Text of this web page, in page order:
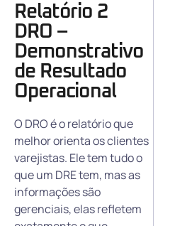
Relatório 2
DRO –
Demonstrativo
de Resultado
Operacional
O DRO é o relatório que
melhor orienta os clientes
varejistas. Ele tem tudo o
que um DRE tem, mas as
informações são
gerenciais, elas refletem